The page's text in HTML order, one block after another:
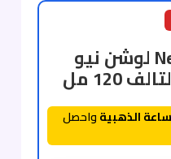
Neo hair lotion 120m لوشن نيو
120 مل
الذهبيةواحصل